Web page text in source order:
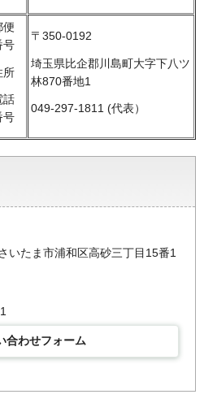
便
号
所
話
号
〒350-0192
埼玉県比企郡川島町大字下八ツ
林870番地1
049-297-1811 (代表）
いたま市浦和区高砂三丁目15番1
合わせフォーム